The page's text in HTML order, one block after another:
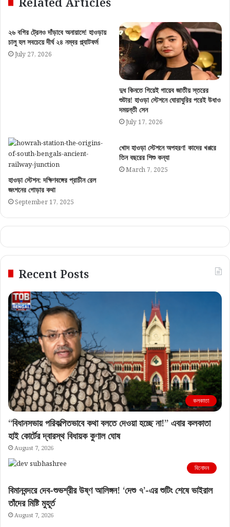
২৬ বগির ট্রেনও দাঁড়াবে অনায়াসে! হাওড়ায়
চালু হল সবচেয়ে দীর্ঘ ২৪ নম্বর প্ল্যাটফর্ম
July 27, 2026
দুধ কিনতে গিয়েই গায়েব জাতীয় স্তরের
শুটার! হাওড়া স্টেশনে ঘোরাঘুরির পরেই উধাও
দময়ন্তী সেন
July 17, 2026
হাওড়া স্টেশন: দক্ষিণবঙ্গের প্রাচীন রেল
জংশনের গোড়ার কথা
September 17, 2025
খোদ হাওড়া স্টেশনে অপহরণ! কাদের খপ্পরে
তিন বছরের শিশু কন্যা
March 7, 2025
Recent Posts
কলকাতা
“বিধানসভায় পরিকল্পিতভাবে কথা বলতে দেওয়া হচ্ছে না!” এবার কলকাতা
হাই কোর্টের দ্বারস্থ বিধায়ক কুণাল ঘোষ
August 7, 2026
বিনোদন
বিমানবন্দরে দেব-শুভশ্রীর উষ্ণ আলিঙ্গন! ‘দেশু ৭’-এর শুটিং শেষে ভাইরাল
তাঁদের মিষ্টি মুহূর্ত
August 7, 2026